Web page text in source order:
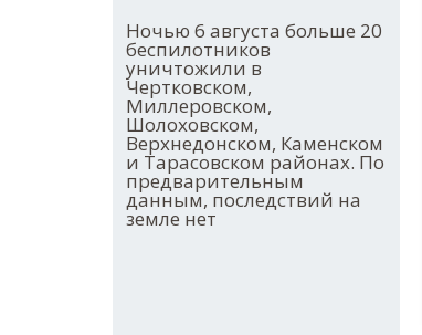
Ночью 6 августа больше 20
беспилотников
уничтожили в
Чертковском,
Миллеровском,
Шолоховском,
Верхнедонском, Каменском
и Тарасовском районах. По
предварительным
данным, последствий на
земле нет